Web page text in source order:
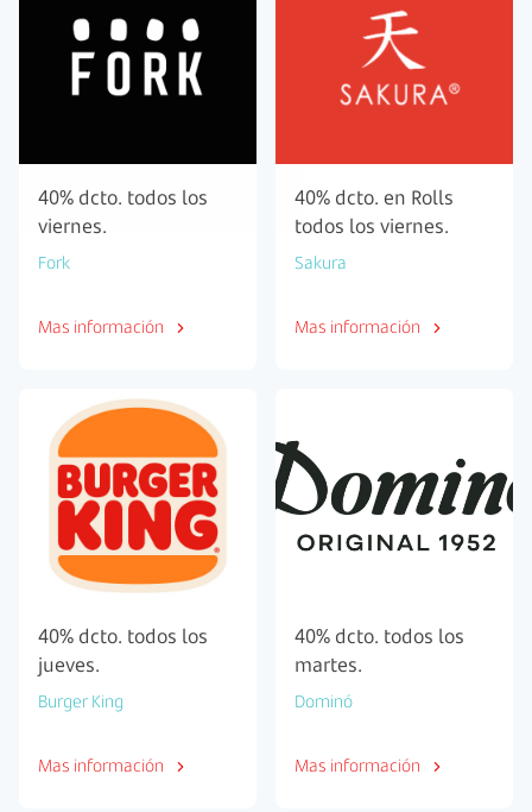
40% dcto. todos los
viernes.
Fork
Mas información
40% dcto. en Rolls
todos los viernes.
Sakura
Mas información
40% dcto. todos los
jueves.
Burger King
Mas información
40% dcto. todos los
martes.
Dominó
Mas información